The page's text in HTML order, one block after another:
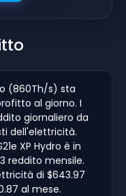
(860Th/s) sta
al giorno. I
giornaliero da
dell'elettricità.
XP Hydro è in
reddito mensile.
di $643.97
al mese.